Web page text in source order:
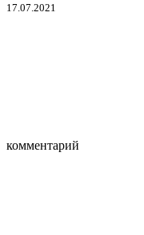
17.07.2021
комментарий